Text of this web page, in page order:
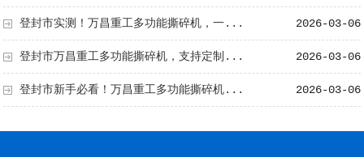
2026-03-06
登封市实测！万昌重工多功能撕碎机，一...
2026-03-06
登封市万昌重工多功能撕碎机，支持定制...
2026-03-06
登封市新手必看！万昌重工多功能撕碎机...